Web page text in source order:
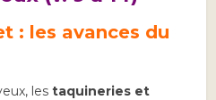
: les avances du
les taquineries et